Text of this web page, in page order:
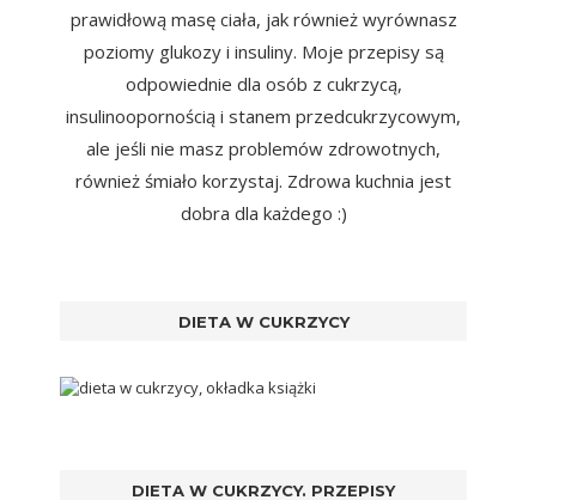
prawidłową masę ciała, jak również wyrównasz
poziomy glukozy i insuliny. Moje przepisy są
odpowiednie dla osób z cukrzycą,
insulinoopornością i stanem przedcukrzycowym,
ale jeśli nie masz problemów zdrowotnych,
również śmiało korzystaj. Zdrowa kuchnia jest
dobra dla każdego :)
DIETA W CUKRZYCY
DIETA W CUKRZYCY. PRZEPISY